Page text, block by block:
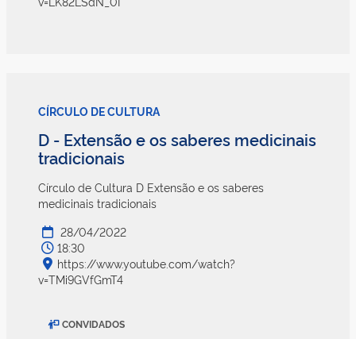
CÍRCULO DE CULTURA
D - Extensão e os saberes medicinais
tradicionais
Círculo de Cultura D Extensão e os saberes
medicinais tradicionais
28/04/2022
18:30
https://www.youtube.com/watch?
v=TMi9GVfGmT4
CONVIDADOS